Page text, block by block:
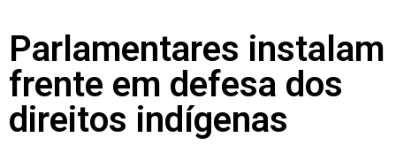
Parlamentares instalam
frente em defesa dos
direitos indígenas